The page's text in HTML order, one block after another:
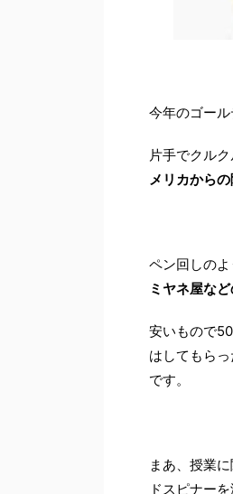
今年のゴー
片手でクル
メリカからの
ペン回しの
ミヤネ屋な
安いもので
はしてもら
です。
まあ、授業
ドスピナー